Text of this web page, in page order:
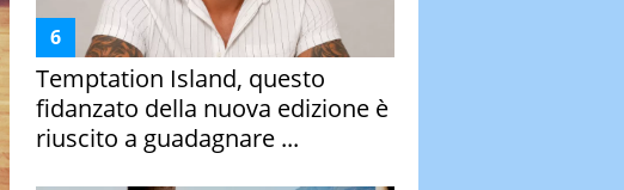
Temptation Island, questo
fidanzato della nuova edizione è
riuscito a guadagnare ...